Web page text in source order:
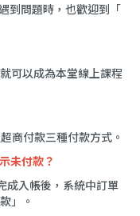
到問題時，也歡迎到「
可以成為本堂線上課程
商付款三種付款方式。
未付款？
成入帳後，系統中訂單
」。